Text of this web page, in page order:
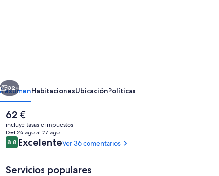
Siguiente
32+
ResumenHabitacionesUbicaciónPolíticas
El
precio
actual
es
de
62 €
incluye tasas e impuestos
Del 26 ago al 27 ago
Comentarios
8,88,8 de 10
ExcelenteVer 36 comentarios
Servicios populares